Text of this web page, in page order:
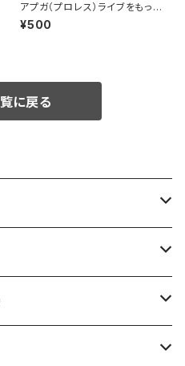
アプガ（プロレス）ライブをもっと
ラビュモット! メインビジュアルイ
ラストホログラムステッカー
¥500
に戻る